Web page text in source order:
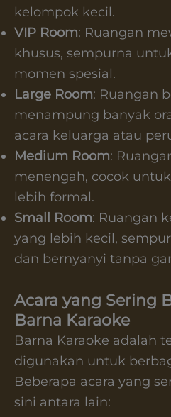
kelompok kecil.
VIP Room: Ruangan
khusus, sempurna
momen spesial.
Large Room: Ruangan
menampung banyak
acara keluarga atau
Medium Room:
menengah, cocok
lebih formal.
Small Room: Ruangan
yang lebih kecil,
dan bernyanyi tanpa
Acara yang Sering
Barna Karaoke
Barna Karaoke adalah
digunakan untuk
Beberapa acara yang
sini antara lain: